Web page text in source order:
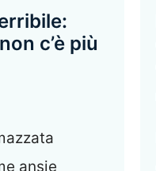
c’è più
ansie